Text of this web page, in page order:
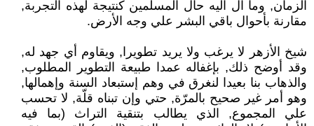
الزمان, وما آل اليه حال المسلمين كنتيجة لهذه التجربة,
مقارنة بأحوال باقي البشر علي وجه الأرض.
شيخ الأزهر لا يرغب ولا يريد تطويرا, ويقاوم أي جهد له,
وقد أوضح ذلك, بإغفاله عمدا طبيعة التطوير المطلوب,
والذهاب بنا بعيدا لنغرق في وهم إستبعاد السنة وإهمالها,
وهو أمر غير صحيح بالمرّة, حتي وإن تبناه قلّة, لا تحسب
علي المجموع, الذي يطالب بتنقية التراث (بما فيه